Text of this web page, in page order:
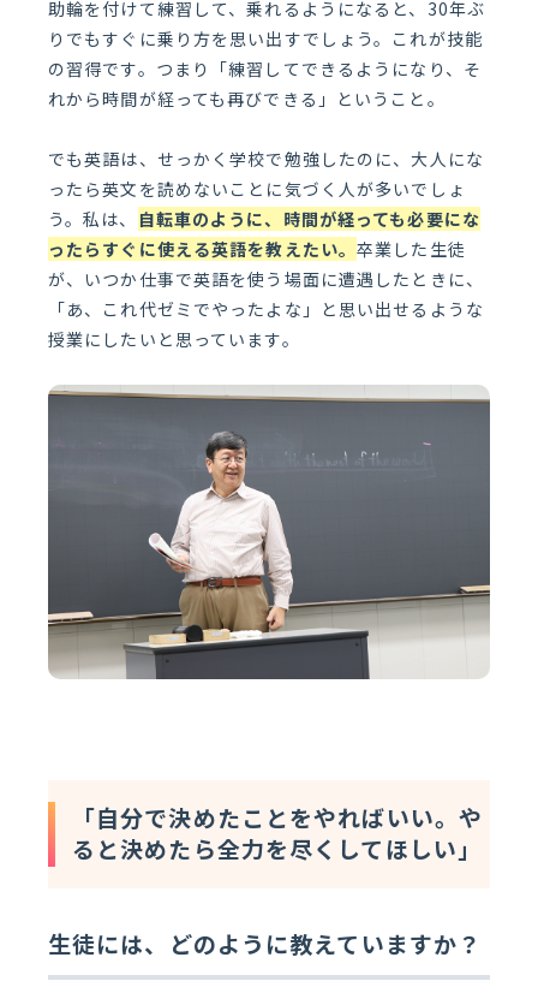
助輪を付けて練習して、乗れるようになると、30年ぶ
りでもすぐに乗り方を思い出すでしょう。これが技能
の習得です。つまり「練習してできるようになり、そ
れから時間が経っても再びできる」ということ。
でも英語は、せっかく学校で勉強したのに、大人にな
ったら英文を読めないことに気づく人が多いでしょ
う。私は、
自転車のように、時間が経っても必要にな
ったらすぐに使える英語を教えたい。卒業した生徒
が、いつか仕事で英語を使う場面に遭遇したときに、
「あ、これ代ゼミでやったよな」と思い出せるような
授業にしたいと思っています。
「自分で決めたことをやればいい。や
ると決めたら全力を尽くしてほしい」
生徒には、どのように教えていますか？